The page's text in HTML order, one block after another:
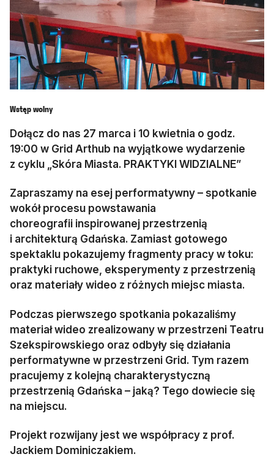
Wstęp wolny
Dołącz do nas 27 marca i 10 kwietnia o godz.
19:00 w Grid Arthub na wyjątkowe wydarzenie
z cyklu „Skóra Miasta. PRAKTYKI WIDZIALNE”
Zapraszamy na esej performatywny – spotkanie
wokół procesu powstawania
choreografii inspirowanej przestrzenią
i architekturą Gdańska. Zamiast gotowego
spektaklu pokazujemy fragmenty pracy w toku:
praktyki ruchowe, eksperymenty z przestrzenią
oraz materiały wideo z różnych miejsc miasta.
Podczas pierwszego spotkania pokazaliśmy
materiał wideo zrealizowany w przestrzeni Teatru
Szekspirowskiego oraz odbyły się działania
performatywne w przestrzeni Grid. Tym razem
pracujemy z kolejną charakterystyczną
przestrzenią Gdańska – jaką? Tego dowiecie się
na miejscu.
Projekt rozwijany jest we współpracy z prof.
Jackiem Dominiczakiem.